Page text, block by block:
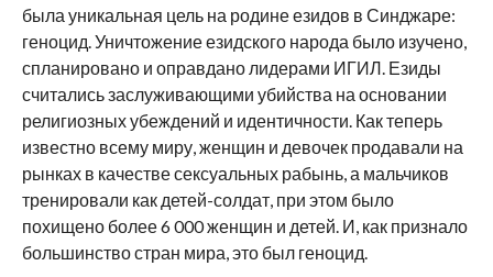
была уникальная цель на родине езидов в Синджаре:
геноцид. Уничтожение езидского народа было изучено,
спланировано и оправдано лидерами ИГИЛ. Езиды
считались заслуживающими убийства на основании
религиозных убеждений и идентичности. Как теперь
известно всему миру, женщин и девочек продавали на
рынках в качестве сексуальных рабынь, а мальчиков
тренировали как детей-солдат, при этом было
похищено более 6 000 женщин и детей. И, как признало
большинство стран мира, это был геноцид.